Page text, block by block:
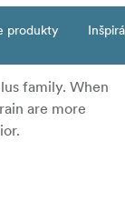
produkty
family. When
are more